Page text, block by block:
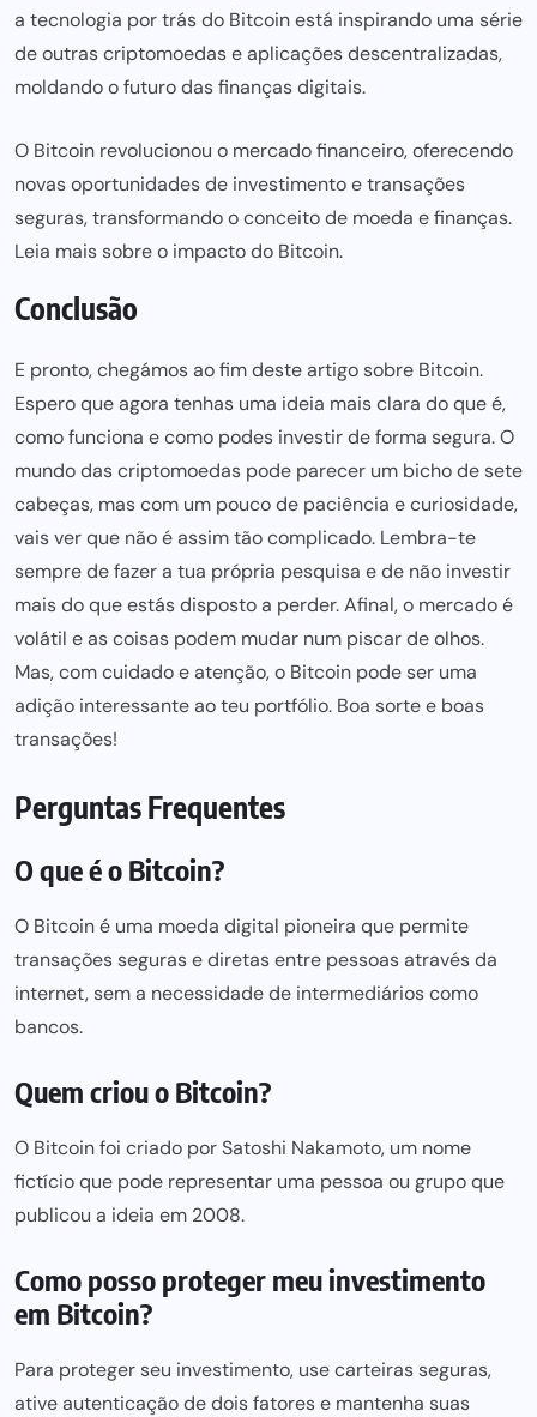
a tecnologia por trás do Bitcoin está inspirando uma série
de outras criptomoedas e aplicações descentralizadas,
moldando o futuro das finanças digitais.
O Bitcoin revolucionou o mercado financeiro,oferecendo
novas oportunidades de investimento e transações
seguras, transformando o conceito de moeda e finanças.
Leia mais sobre o impacto do Bitcoin.
Conclusão
E pronto, chegámos ao fim deste artigo sobre Bitcoin.
Espero que agora tenhas uma ideia mais clara do que é,
como funciona e como podes investir de forma segura. O
mundo das criptomoedas pode parecer um bicho de sete
cabeças, mas com um pouco de paciência e curiosidade,
vais ver que não é assim tão complicado. Lembra-te
sempre de fazer a tua própria pesquisa e de não investir
mais do que estás disposto a perder. Afinal, o mercado é
volátil e as coisas podem mudar num piscar de olhos.
Mas, com cuidado e atenção, o Bitcoin pode ser uma
adição interessante ao teu portfólio. Boa sorte e boas
transações!
Perguntas Frequentes
O que é o Bitcoin?
O Bitcoin é uma moeda digital pioneira que permite
transações seguras e diretas entre pessoas através da
internet, sem a necessidade de intermediários como
bancos.
Quem criou o Bitcoin?
O Bitcoin foi criado por Satoshi Nakamoto, um nome
fictício que pode representar uma pessoa ou grupo que
publicou a ideia em 2008.
Como posso proteger meu investimento
em Bitcoin?
Para proteger seu investimento, use carteiras seguras,
ative autenticação de dois fatores e mantenha suas